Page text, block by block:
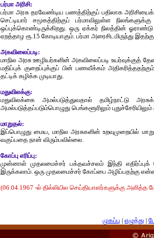
பர்மா அரிசி:
பர்மா அரசு தரவேண்டிய பணத்திற்குப் பதிலாக
செட்டியார் சமூகத்திற்குப் பர்மாவிலுள்ள
ஒப்புக்கொண்டிருக்கிறது. ஒரு ஏக்கர் நிலத்தின்
ஏறத்தாழ ரூ.15 கோடியாகும். பர்மா அரைசிடமிருந்து
அகவிலைப்படி:
மாநில அரசு ஊழியர்களின் அகவிலைப்படி
மதிப்புக் குறைப்புக்குப் பின் பணவீக்கம்
தட்டிக் கழிக்க முடியாது.
மதுவிலக்கு:
மதுவிலக்கை அமல்படுத்துவதால் தமிழ்நாட்டு
அமல்படுத்தப்படும்பொழுது பெங்களூரிலும்
மாறுதல்:
இப்பொழுது மைய, மாநில அரசுகளின் உறவுமுறையில்
வகுப்பதை நான் விரும்பவில்லை.
கோப்பு எரிப்பு:
முன்னாள் முதலமைச்சர் பக்தவச்சலம் இந்தி
இருக்கலாம். ஒரு முதலமைச்சர் கோப்பை அழிப்பதற்கு
(06.04.1967 -ல் தில்லியில செய்தியாளர்களுக்கு அளித்த
முகப்பு | எழுத்து |